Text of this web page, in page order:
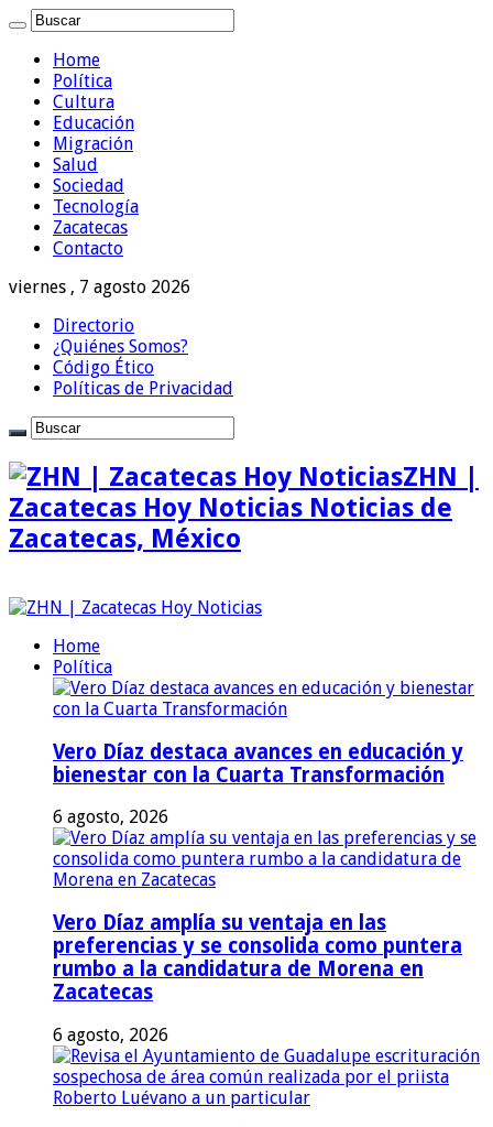
Home
Política
Cultura
Educación
Migración
Salud
Sociedad
Tecnología
Zacatecas
Contacto
viernes , 7 agosto 2026
Directorio
¿Quiénes Somos?
Código Ético
Políticas de Privacidad
ZHN |
Zacatecas Hoy Noticias Noticias de
Zacatecas, México
Home
Política
Vero Díaz destaca avances en educación y
bienestar con la Cuarta Transformación
6 agosto, 2026
Vero Díaz amplía su ventaja en las
preferencias y se consolida como puntera
rumbo a la candidatura de Morena en
Zacatecas
6 agosto, 2026